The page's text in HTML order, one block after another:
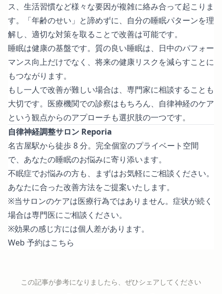
ス、生活習慣など様々な要因が複雑に絡み合って起こりま
す。「年齢のせい」と諦めずに、自分の睡眠パターンを理
解し、適切な対策を取ることで改善は可能です。
睡眠は健康の基盤です。質の良い睡眠は、日中のパフォー
マンス向上だけでなく、将来の健康リスクを減らすことに
もつながります。
もし一人で改善が難しい場合は、専門家に相談することも
大切です。医療機関での診察はもちろん、自律神経のケア
という観点からのアプローチも選択肢の一つです。
自律神経調整サロン Reporia
名古屋駅から徒歩 8 分。完全個室のプライベート空間
で、あなたの睡眠のお悩みに寄り添います。
不眠症でお悩みの方も、まずはお気軽にご相談ください。
あなたに合った改善方法をご提案いたします。
※当サロンのケアは医療行為ではありません。症状が続く
場合は専門医にご相談ください。
※効果の感じ方には個人差があります。
Web 予約はこちら
この記事が参考になりましたら、ぜひシェアしてください